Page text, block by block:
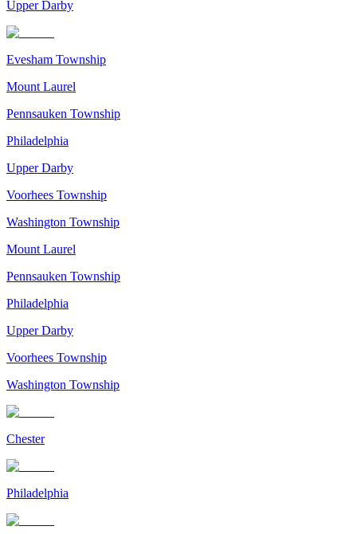
Upper Darby
Evesham Township
Mount Laurel
Pennsauken Township
Philadelphia
Upper Darby
Voorhees Township
Washington Township
Mount Laurel
Pennsauken Township
Philadelphia
Upper Darby
Voorhees Township
Washington Township
Chester
Philadelphia